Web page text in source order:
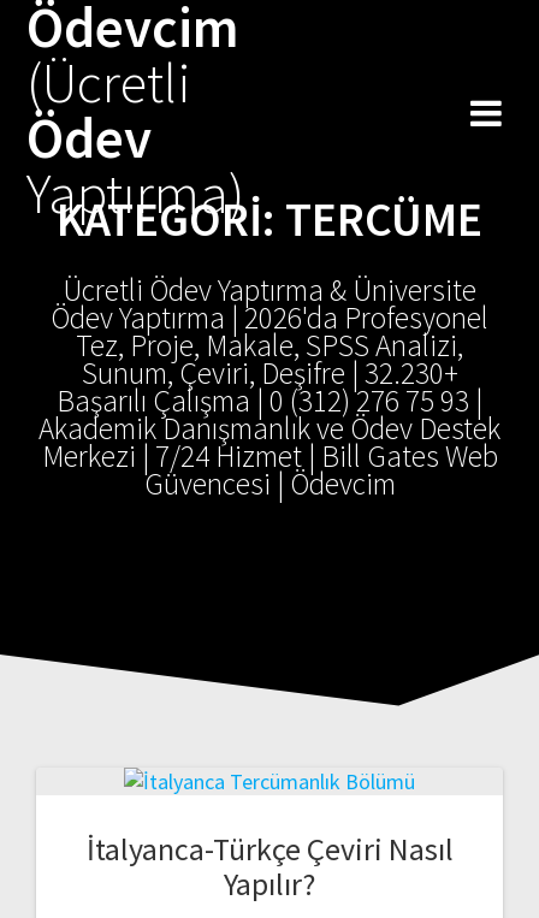
Ödevcim
(Ücretli
Ödev
Yaptırma)
KATEGORI: TERCÜME
Ücretli Ödev Yaptırma & Üniversite
Ödev Yaptırma | 2026'da Profesyonel
Tez, Proje, Makale, SPSS Analizi,
Sunum, Çeviri, Deşifre | 32.230+
Başarılı Çalışma | 0 (312) 276 75 93 |
Akademik Danışmanlık ve Ödev Destek
Merkezi | 7/24 Hizmet | Bill Gates Web
Güvencesi | Ödevcim
İtalyanca-Türkçe Çeviri Nasıl
Yapılır?